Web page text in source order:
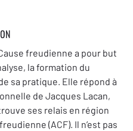
freudienne a pour but
la formation du
sa pratique. Elle répond à
de Jacques Lacan,
ses relais en région
(ACF). Il n’est pas